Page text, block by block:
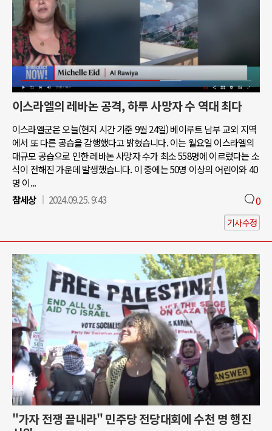
이스라엘의 레바논 공격, 하루 사망자 수 역대 최다
이스라엘군은 오늘(현지 시간 기준 9월 24일) 베이루트 남부 교외 지역
에서 또 다른 공습을 감행했다고 밝혔습니다. 이는 월요일 이스라엘의
대규모 공습으로 인한 레바논 사망자 수가 최소 558명에 이르렀다는 소
식이 전해진 가운데 발생했습니다. 이 중에는 50명 이상의 어린이와 40
명 이...
참세상
2024.09.25. 9:43 0
기사수정
"가자 전쟁 끝내라" 민주당 전당대회에 수천 명 행진